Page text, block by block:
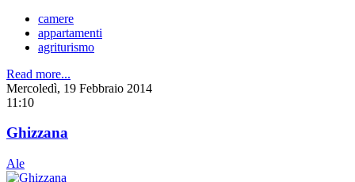
camere
appartamenti
agriturismo
Read more...
Mercoledì, 19 Febbraio 2014
11:10
Ghizzana
Ale